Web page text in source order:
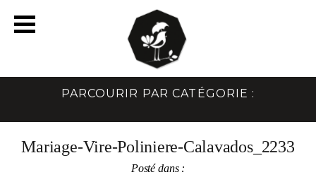
PARCOURIR PAR CATÉGORIE :
Mariage-Vire-Poliniere-Calavados_2233
Posté dans :